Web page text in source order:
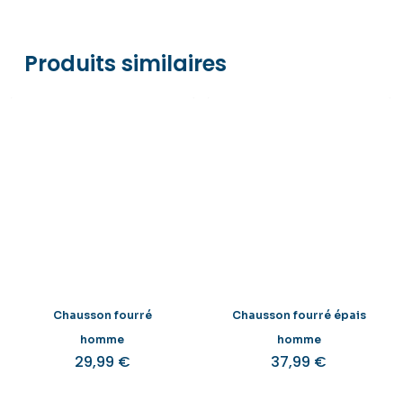
Produits similaires
Chausson fourré
homme
29,99 €
Chausson fourré épais
homme
37,99 €